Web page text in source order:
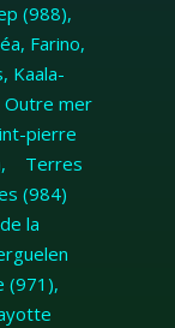
(988),
Farino,
Kaala-
Outre mer
pierre
Terres
(984)
la
(971),